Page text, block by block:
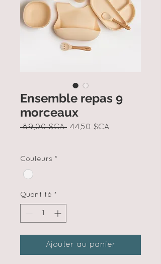
Ensemble repas 9
morceaux
89,00 $CA Prix
44,50 $CA
Couleurs *
Quantité *
Ajouter au panier